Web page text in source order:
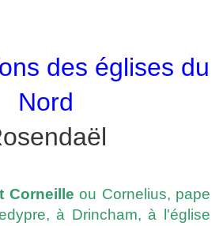
des églises du
Nord
Corneille ou Cornelius, pape
à Drincham, à l'église